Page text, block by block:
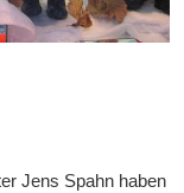
Jens Spahn haben